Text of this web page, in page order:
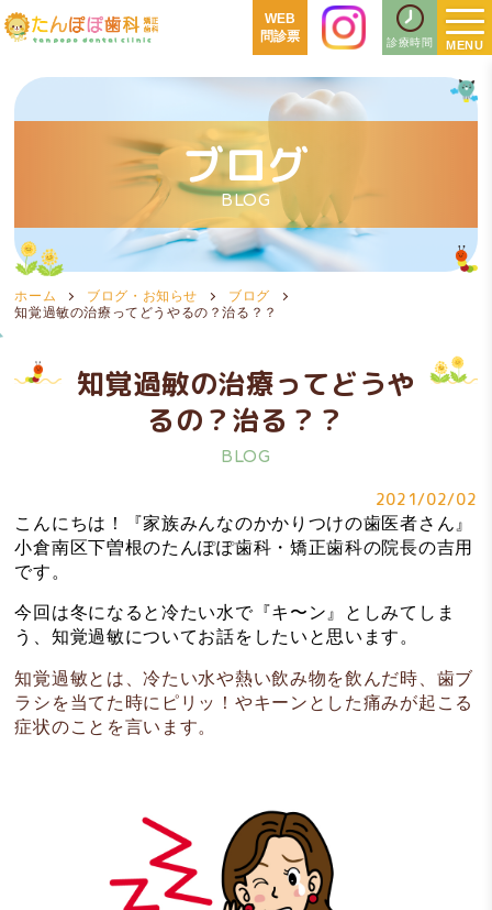
WEB
問診票
診療時間
ブログ
BLOG
ホーム ブログ・お知らせ
ブログ
知覚過敏の治療ってどうやるの？治る？？
知覚過敏の治療ってどうや
るの？治る？？
BLOG
2021/02/02
こんにちは！『家族みんなのかかりつけの歯医者さん』
小倉南区下曽根のたんぽぽ歯科・矯正歯科の院長の吉用
です。
今回は冬になると冷たい水で『キ〜ン』としみてしま
う、知覚過敏についてお話をしたいと思います。
知覚過敏とは、冷たい水や熱い飲み物を飲んだ時、歯ブ
ラシを当てた時にピリッ！やキーンとした痛みが起こる
症状のことを言います。